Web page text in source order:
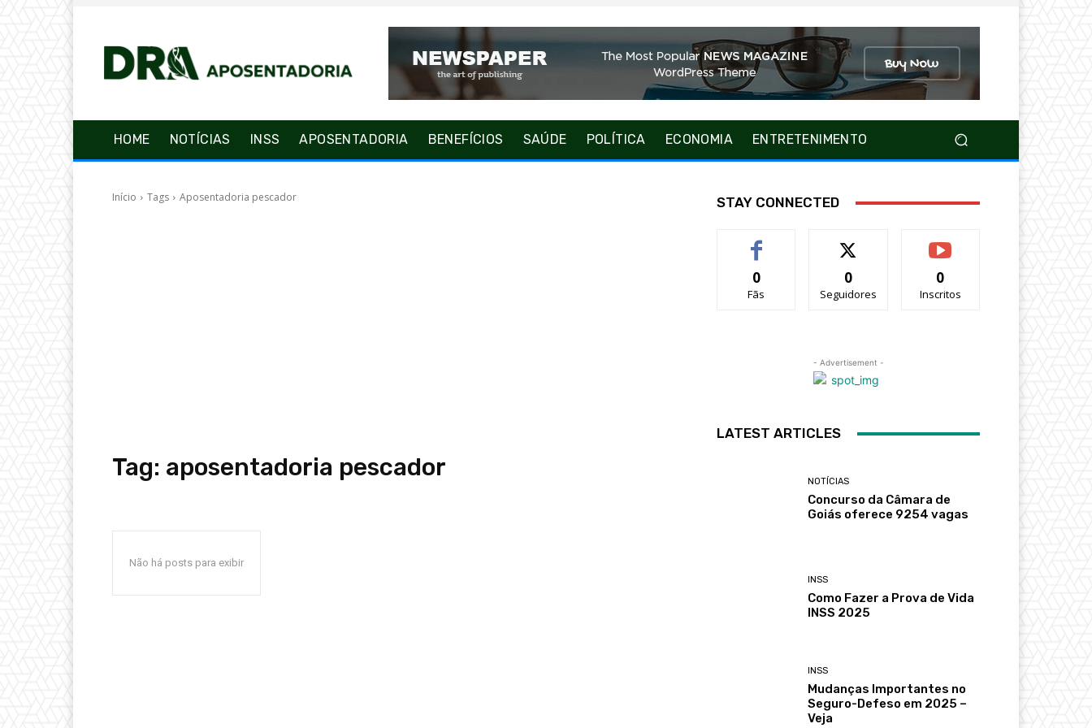
HOME NOTÍCIAS INSS APOSENTADORIA BENEFÍCIOS SAÚDE POLÍTICA ECONOMIA ENTRETENIMENTO
Início Tags Aposentadoria pescador
Tag: aposentadoria pescador
Não há posts para exibir
STAY CONNECTED
0
Fãs
0
Seguidores
0
Inscritos
- Advertisement -
LATEST ARTICLES
NOTÍCIAS
Concurso da Câmara de
Goiás oferece 9254 vagas
INSS
Como Fazer a Prova de Vida
INSS 2025
INSS
Mudanças Importantes no
Seguro-Defeso em 2025 –
Veja